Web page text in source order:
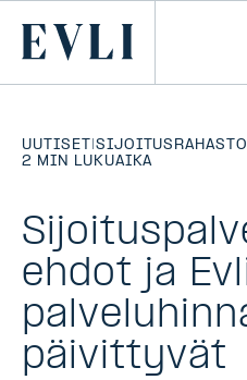
Primary
UUTISET |
2 MIN LUKUAIKA
ehdot ja
päivittyvät